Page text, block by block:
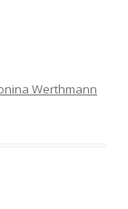
Werthmann